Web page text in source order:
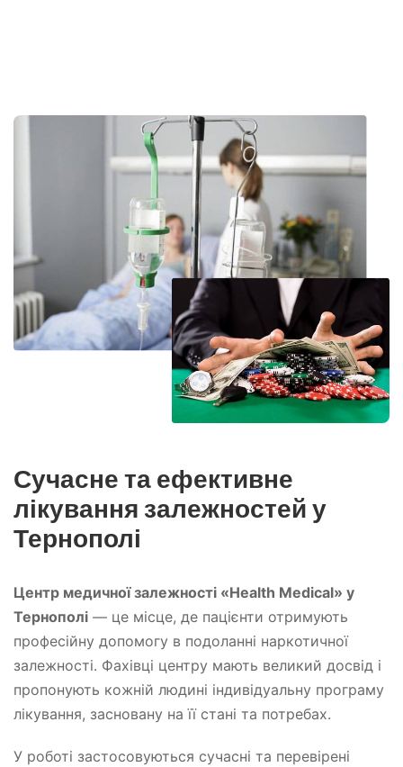
Сучасне та ефективне
лікування залежностей у
Тернополі
Центр медичної залежності «Health Medical» у
Тернополі — це місце, де пацієнти отримують
професійну допомогу в подоланні наркотичної
залежності. Фахівці центру мають великий досвід і
пропонують кожній людині індивідуальну програму
лікування, засновану на її стані та потребах.
У роботі застосовуються сучасні та перевірені